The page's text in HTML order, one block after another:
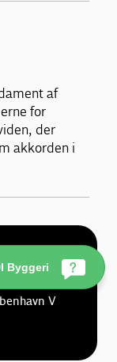
af
for
der
akkorden i
V
Byggeri